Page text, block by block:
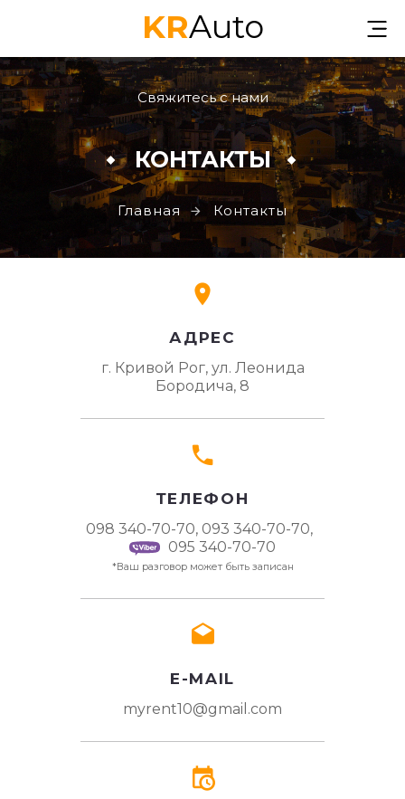
KRAuto
Свяжитесь с нами
КОНТАКТЫ
Главная Контакты
АДРЕС
г. Кривой Рог, ул. Леонида
Бородича, 8
ТЕЛЕФОН
098 340-70-70, 093 340-70-70,
095 340-70-70
*Ваш разговор может быть записан
E-MAIL
myrent10@gmail.com